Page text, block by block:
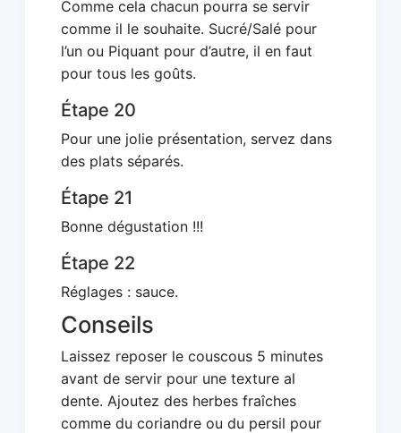
Comme cela chacun pourra se servir
comme il le souhaite. Sucré/Salé pour
l’un ou Piquant pour d’autre, il en faut
pour tous les goûts.
Étape 20
Pour une jolie présentation, servez dans
des plats séparés.
Étape 21
Bonne dégustation !!!
Étape 22
Réglages : sauce.
Conseils
Laissez reposer le couscous 5 minutes
avant de servir pour une texture al
dente. Ajoutez des herbes fraîches
comme du coriandre ou du persil pour